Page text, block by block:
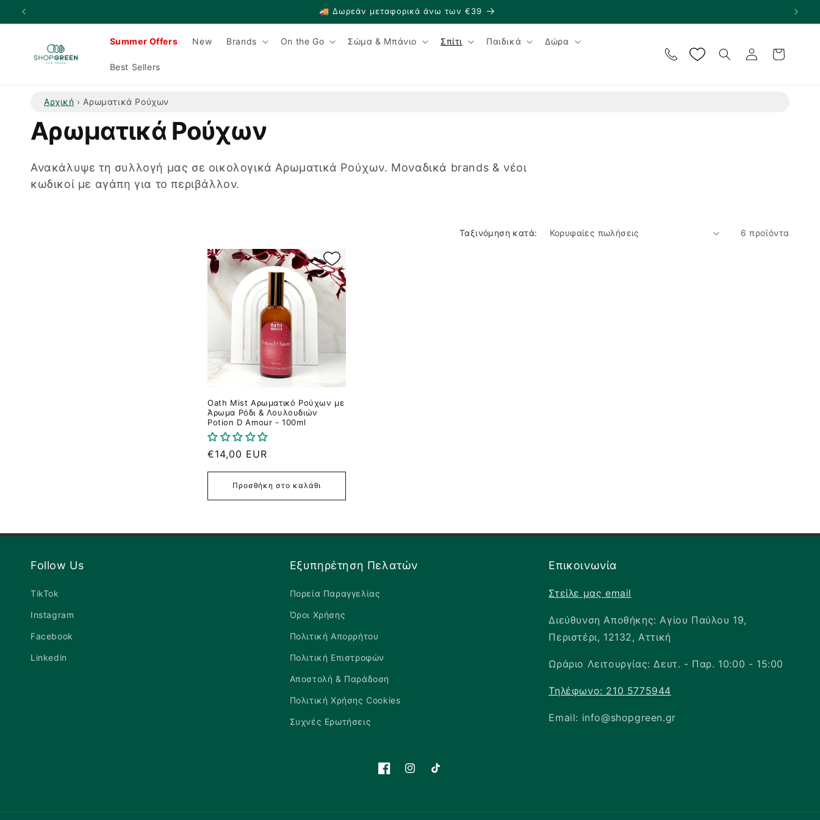
μετάβαση
🚚 Δωρεάν μεταφορικά άνω των €39
Summer Offers New Brands On the Go Σώμα & Μπάνιο Σπίτι Παιδικά Δώρα
Best Sellers
Σύνδεση Καλάθι
Αρχική › Αρωματικά Ρούχων
Σ
υ
λ
Αρωματικά Ρούχων
Ανακάλυψε τη συλλογή μας σε οικολογικά Αρωματικά Ρούχων. Μοναδικά brands & νέοι
κωδικοί με αγάπη για το περιβάλλον.
Ταξινόμηση κατά: 6 προϊόντα
Oath Mist Αρωματικό Ρούχων με
Άρωμα Ρόδι & Λουλουδιών
Potion D Amour - 100ml
Κανονική
€14,00 EUR
Προσθήκη στο καλάθι
Follow Us
TikTok
Instagram
Facebook
Linkedin
Εξυπηρέτηση Πελατών
Πορεία Παραγγελίας
Όροι Χρήσης
Πολιτική Απορρήτου
Πολιτική Επιστροφών
Αποστολή & Παράδοση
Πολιτική Χρήσης Cookies
Συχνές Ερωτήσεις
Επικοινωνία
Στείλε μας email
Διεύθυνση Αποθήκης: Αγίου Παύλου 19,
Περιστέρι, 12132, Αττική
Ωράριο Λειτουργίας: Δευτ. - Παρ. 10:00 - 15:00
Τηλέφωνο: 210 5775944
Email: info@shopgreen.gr
FacebookInstagramTikTok